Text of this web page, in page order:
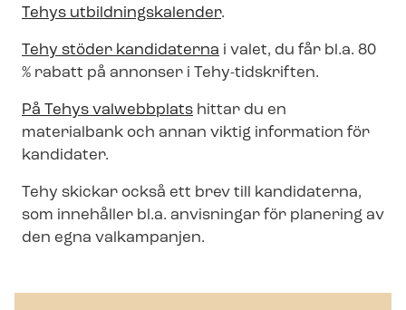
Tehys ut­bild­nings­ka­len­der.
Tehy stöder kandidaterna i valet, du får bl.a. 80
% rabatt på annonser i Tehy-tidskriften.
På Tehys valwebbplats hittar du en
materialbank och annan viktig information för
kandidater.
Tehy skickar också ett brev till kandidaterna,
som innehåller bl.a. anvisningar för planering av
den egna valkampanjen.